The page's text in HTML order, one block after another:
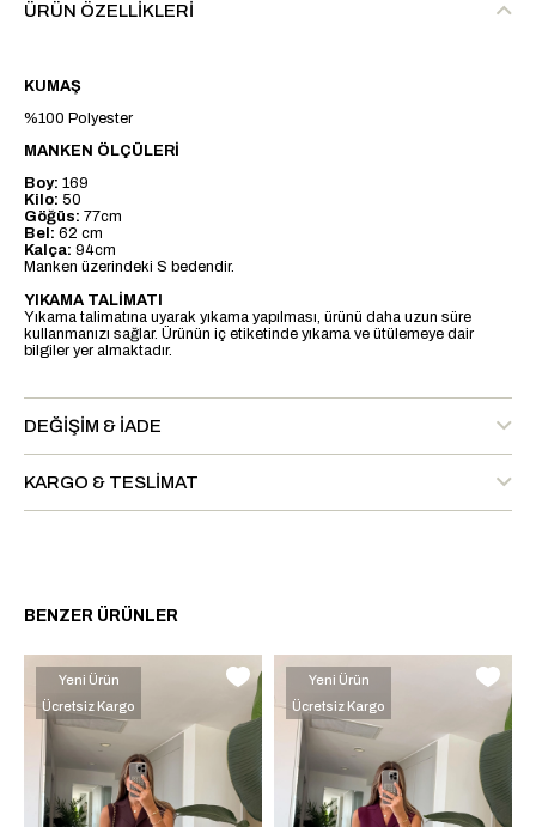
ÜRÜN ÖZELLIKLERI
KUMAŞ
%100 Polyester
MANKEN ÖLÇÜLERİ
Boy: 169
Kilo: 50
Göğüs: 77cm
Bel: 62 cm
Kalça: 94cm
Manken üzerindeki S bedendir.
YIKAMA TALİMATI
Yıkama talimatına uyarak yıkama yapılması, ürünü daha uzun süre
kullanmanızı sağlar. Ürünün iç etiketinde yıkama ve ütülemeye dair
bilgiler yer almaktadır.
DEĞIŞIM & İADE
KARGO & TESLIMAT
BENZER ÜRÜNLER
Yeni Ürün
Ücretsiz Kargo
Yeni Ürün
Ücretsiz Kargo